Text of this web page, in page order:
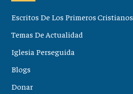
Escritos De Los Primeros Cristianos
Temas De Actualidad
Iglesia Perseguida
Blogs
Donar